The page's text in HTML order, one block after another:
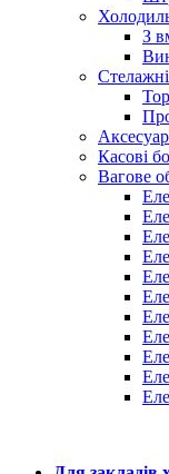
З
Касові
Вагове